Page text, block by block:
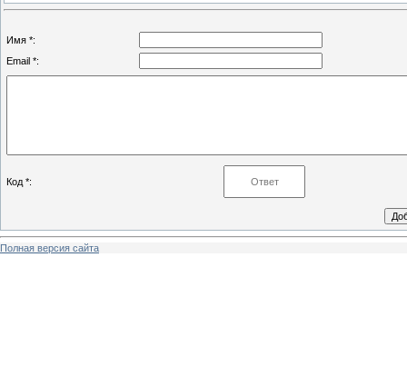
Имя *:
Email *:
Код *:
Полная версия сайта